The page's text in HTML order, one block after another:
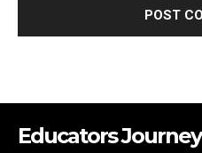
Educators Journey